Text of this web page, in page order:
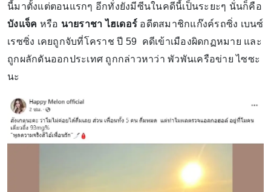
นี้มาตั้งแต่ตอนแรกๆ อีกทั่งยังมีซีนในคดีนี้เป็นระยะๆ นั่นก็คือ
บังแจ็ค หรือ นายราชา ไฮเดอร์ อดีตสมาชิกแก๊งค์รถซิ่ง เบนซ์
เรซซิ่ง เคยถูกจับที่โคราช ปี 59 คดีเข้าเมืองผิดกฏหมาย และ
ถูกผลักดันออกประเทศ ถูกกล่าวหาว่า พัวพันเครือข่าย ไซซะ
นะ